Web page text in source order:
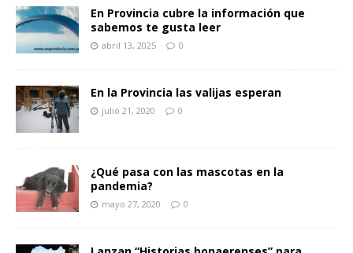
En Provincia cubre la información que
sabemos te gusta leer
abril 13, 2025 0
En la Provincia las valijas esperan
julio 21, 2020 0
¿Qué pasa con las mascotas en la
pandemia?
mayo 27, 2020 0